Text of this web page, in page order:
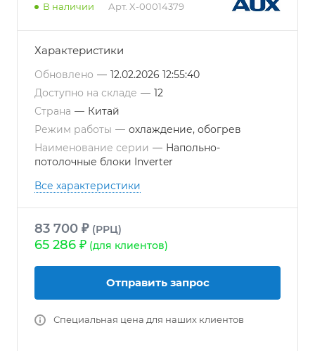
В наличии Арт. X-00014379
Характеристики
Обновлено — 12.02.2026 12:55:40
Доступно на складе — 12
Страна — Китай
Режим работы — охлаждение, обогрев
Наименование серии — Напольно-
потолочные блоки Inverter
Все характеристики
83 700 ₽ (РРЦ)
65 286 ₽ (для клиентов)
Отправить запрос
Специальная цена для наших клиентов